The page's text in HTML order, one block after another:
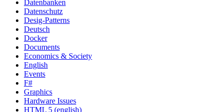
Datenbanken
Datenschutz
Desig-Patterns
Deutsch
Docker
Documents
Economics & Society
English
Events
F#
Graphics
Hardware Issues
HTML 5 (english)